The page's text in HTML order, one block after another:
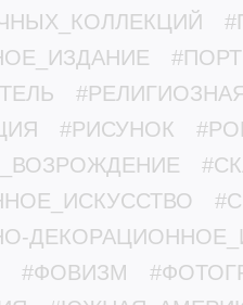
#РИСУНОК
#ФОВИЗМ